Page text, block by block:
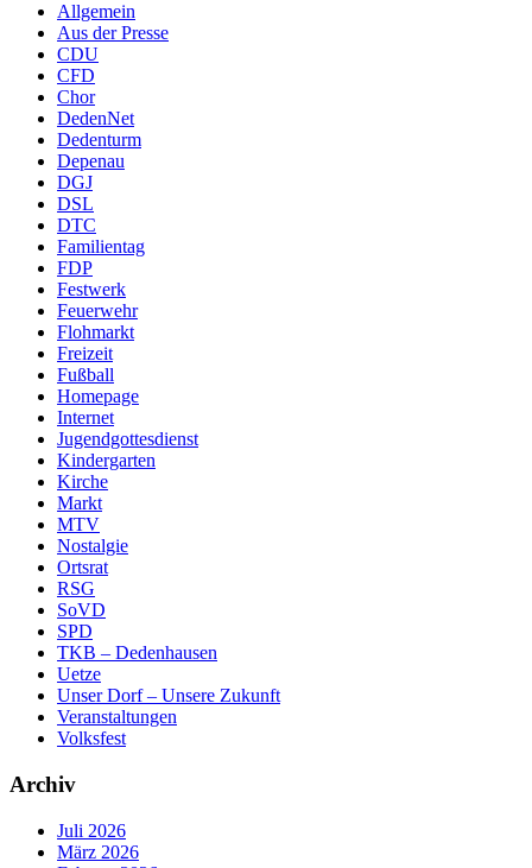
Allgemein
Aus der Presse
CDU
CFD
Chor
DedenNet
Dedenturm
Depenau
DGJ
DSL
DTC
Familientag
FDP
Festwerk
Feuerwehr
Flohmarkt
Freizeit
Fußball
Homepage
Internet
Jugendgottesdienst
Kindergarten
Kirche
Markt
MTV
Nostalgie
Ortsrat
RSG
SoVD
SPD
TKB – Dedenhausen
Uetze
Unser Dorf – Unsere Zukunft
Veranstaltungen
Volksfest
Archiv
Juli 2026
März 2026